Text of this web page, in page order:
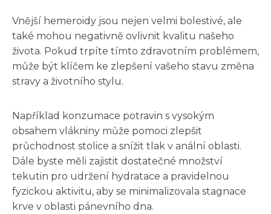
Vnější hemeroidy jsou nejen velmi bolestivé, ale
také mohou negativně ovlivnit kvalitu našeho
života. Pokud trpíte tímto zdravotním problémem,
může být klíčem ke zlepšení vašeho stavu změna
stravy a životního stylu.
Například konzumace potravin s vysokým
obsahem vlákniny může pomoci zlepšit
průchodnost stolice a snížit tlak v anální oblasti.
Dále byste měli zajistit dostatečné množství
tekutin pro udržení hydratace a pravidelnou
fyzickou aktivitu, aby se minimalizovala stagnace
krve v oblasti pánevního dna.